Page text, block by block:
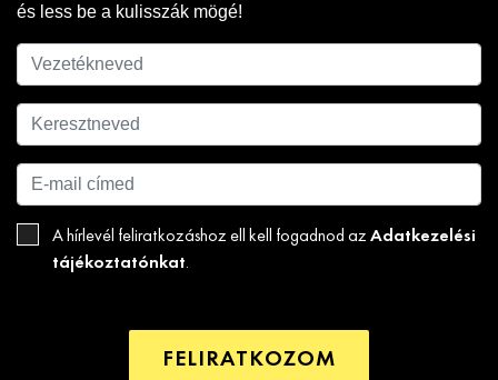
és less be a kulisszák mögé!
A hírlevél feliratkozáshoz ell kell fogadnod az Adatkezelési
tájékoztatónkat.
FELIRATKOZOM